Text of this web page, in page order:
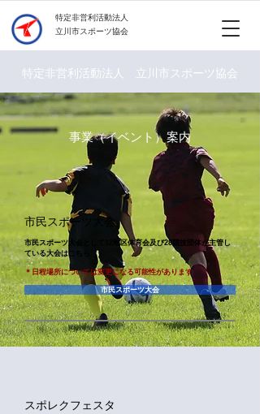
​特定非営利活動法人
立川市スポーツ協会
特定非営利活動法人 立川市スポーツ協会
事業（イベント）案内
​市民スポーツ大会
市民スポーツ大会として12地区体育会及び28競技団体が主管し
ている大会はこちら
​＊日程場所については変更になる可能性があります
市民スポーツ大会
​スポレクフェスタ